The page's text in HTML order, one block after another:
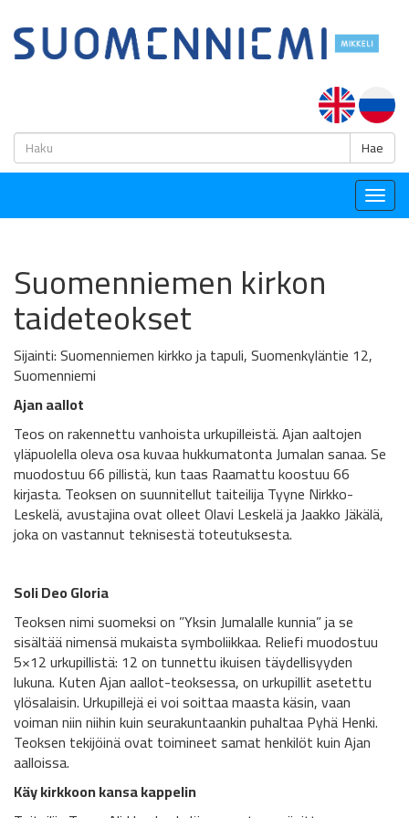
Hae
Suomenniemen kirkon
taideteokset
Sijainti: Suomenniemen kirkko ja tapuli, Suomenkyläntie 12,
Suomenniemi
Ajan aallot
Teos on rakennettu vanhoista urkupilleistä. Ajan aaltojen
yläpuolella oleva osa kuvaa hukkumatonta Jumalan sanaa. Se
muodostuu 66 pillistä, kun taas Raamattu koostuu 66
kirjasta. Teoksen on suunnitellut taiteilija Tyyne Nirkko-
Leskelä, avustajina ovat olleet Olavi Leskelä ja Jaakko Jäkälä,
joka on vastannut teknisestä toteutuksesta.
Soli Deo Gloria
Teoksen nimi suomeksi on ”Yksin Jumalalle kunnia” ja se
sisältää nimensä mukaista symboliikkaa. Reliefi muodostuu
5×12 urkupillistä: 12 on tunnettu ikuisen täydellisyyden
lukuna. Kuten Ajan aallot-teoksessa, on urkupillit asetettu
ylösalaisin. Urkupillejä ei voi soittaa maasta käsin, vaan
voiman niin niihin kuin seurakuntaankin puhaltaa Pyhä Henki.
Teoksen tekijöinä ovat toimineet samat henkilöt kuin Ajan
aalloissa.
Käy kirkkoon kansa kappelin